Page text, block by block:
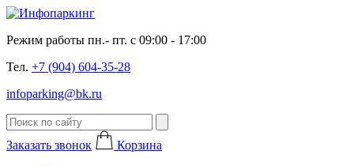
Режим работы пн.- пт. с 09:00 - 17:00
Тел. +7 (904) 604-35-28
infoparking@bk.ru
Заказать звонок Корзина